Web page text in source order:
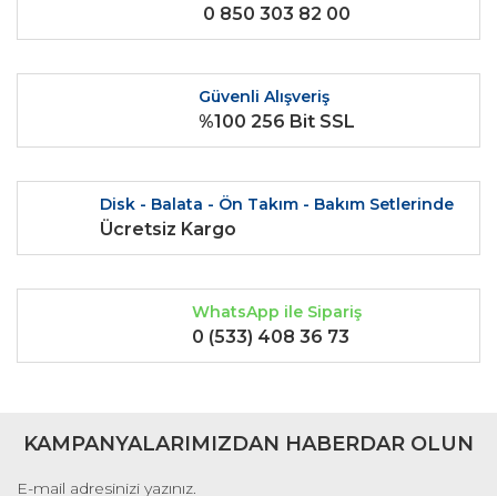
Ürün bilgilerinde hatalar bulunuyor.
Ürün fiyatı diğer sitelerden daha pahalı.
Bu ürüne benzer farklı alternatifler olmalı.
Gönder
0 850 303 82 00
Güvenli Alışveriş
%100 256 Bit SSL
Disk - Balata - Ön Takım - Bakım Setlerinde
Ücretsiz Kargo
WhatsApp ile Sipariş
0 (533) 408 36 73
KAMPANYALARIMIZDAN HABERDAR OLUN